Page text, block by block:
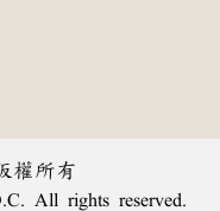
權所有
All rights reserved.